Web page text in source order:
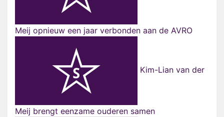
Meij opnieuw een jaar verbonden aan de AVRO
Kim-Lian van der
Meij brengt eenzame ouderen samen